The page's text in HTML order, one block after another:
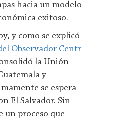
hacia un modelo
exitoso.
y como se explicó
Observador Centr
la Unión
y
se espera
El Salvador. Sin
un proceso que